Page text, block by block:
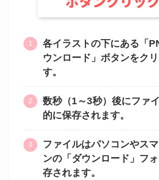
各イラストの下にある「
ウンロード」ボタンをク
す。
数秒（1～3秒）後にファ
的に保存されます。
ファイルはパソコンやス
ンの「ダウンロード」フ
存されます。